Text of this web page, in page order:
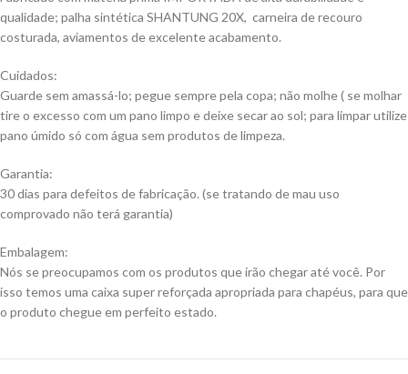
qualidade; palha sintética SHANTUNG 20X, carneira de recouro
costurada, aviamentos de excelente acabamento.
Cuidados:
Guarde sem amassá-lo; pegue sempre pela copa; não molhe ( se molhar
tire o excesso com um pano limpo e deixe secar ao sol; para limpar utilize
pano úmido só com água sem produtos de limpeza.
Garantia:
30 dias para defeitos de fabricação. (se tratando de mau uso
comprovado não terá garantia)
Embalagem:
Nós se preocupamos com os produtos que irão chegar até você. Por
isso temos uma caixa super reforçada apropriada para chapéus, para que
o produto chegue em perfeito estado.